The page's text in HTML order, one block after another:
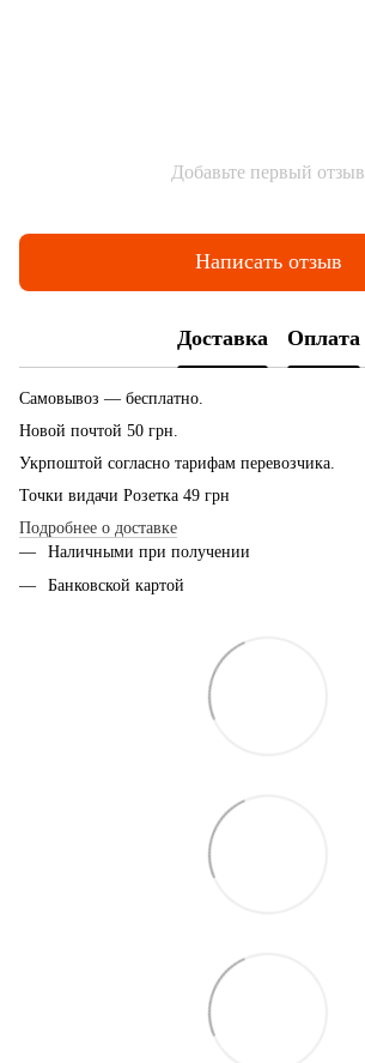
Добавьте первый отзыв
Написать отзыв
Доставка Оплата
Самовывоз — бесплатно.
Новой почтой 50 грн.
Укрпоштой согласно тарифам перевозчика.
Точки видачи Розетка 49 грн
Подробнее о доставке
Наличными при получении
Банковской картой